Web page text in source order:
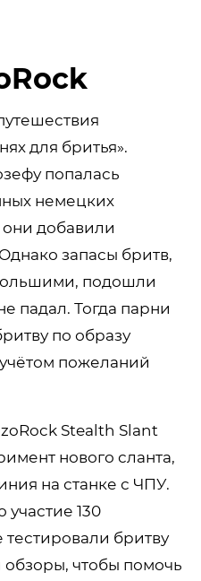
для бритья».
попалась
немецких
добавили
запасы бритв,
подошли
падал. Тогда парни
по образу
пожеланий
Stealth Slant
нового сланта,
на станке с ЧПУ.
130
бритву
чтобы помочь